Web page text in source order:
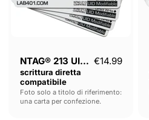
NTAG® 213 UID di €14.99
scrittura diretta
compatibile
Foto solo a titolo di riferimento:
una carta per confezione.